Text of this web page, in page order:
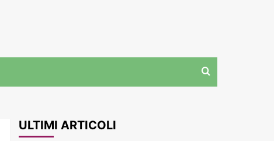
ULTIMI ARTICOLI